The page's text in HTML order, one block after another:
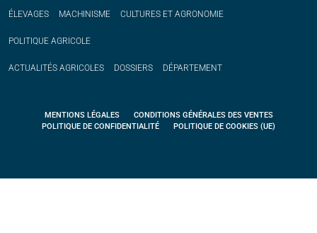
ÉLEVAGES MACHINISME CULTURES ET AGRONOMIE
POLITIQUE AGRICOLE
ACTUALITÉS AGRICOLES DOSSIERS DÉPARTEMENT
MENTIONS LÉGALES
CONDITIONS GÉNÉRALES DES VENTES
POLITIQUE DE CONFIDENTIALITÉ
POLITIQUE DE COOKIES (UE)